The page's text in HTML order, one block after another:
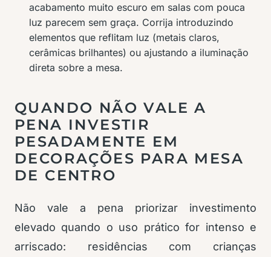
acabamento muito escuro em salas com pouca
luz parecem sem graça. Corrija introduzindo
elementos que reflitam luz (metais claros,
cerâmicas brilhantes) ou ajustando a iluminação
direta sobre a mesa.
QUANDO NÃO VALE A
PENA INVESTIR
PESADAMENTE EM
DECORAÇÕES PARA MESA
DE CENTRO
Não vale a pena priorizar investimento
elevado quando o uso prático for intenso e
arriscado: residências com crianças